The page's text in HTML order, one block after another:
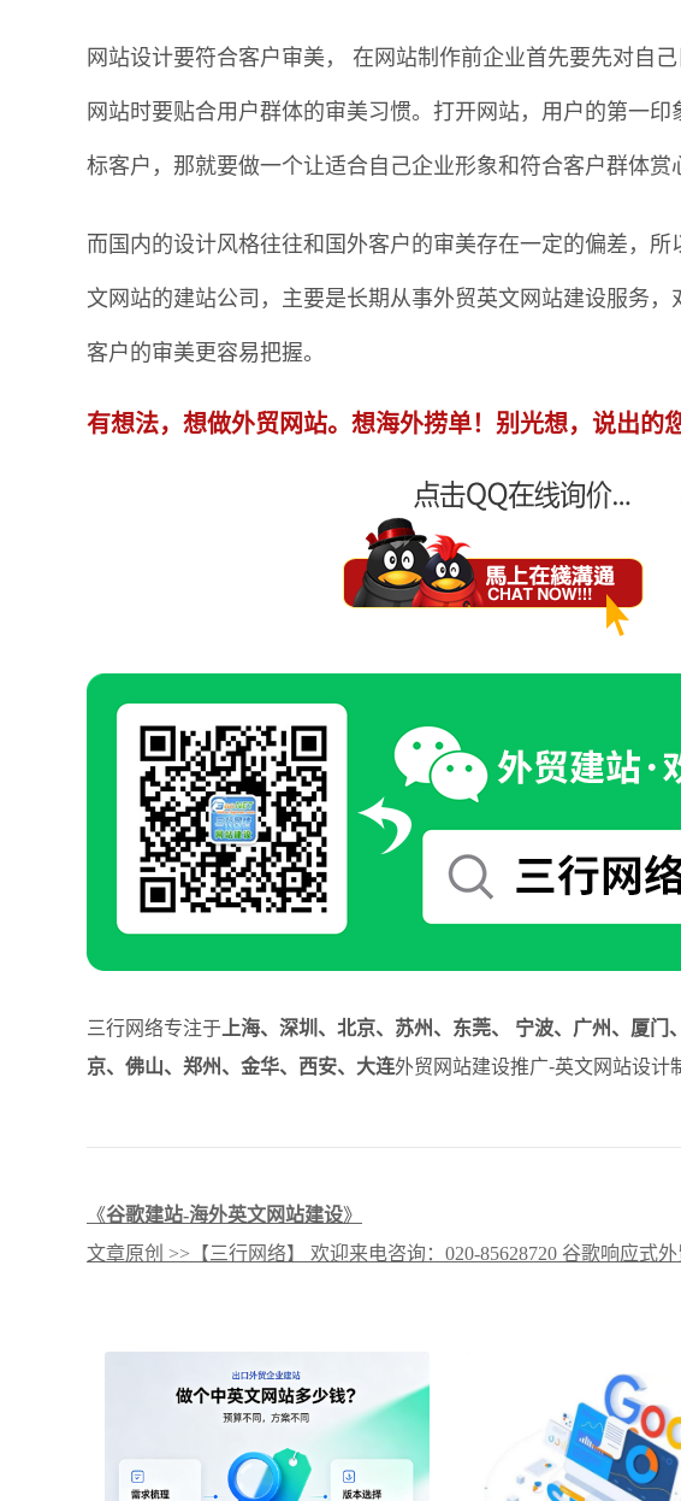
网站设计要符合客户审美， 在网站制作前企业首先要先对自
网站时要贴合用户群体的审美习惯。打开网站，用户的第一
标客户，那就要做一个让适合自己企业形象和符合客户群体赏
而国内的设计风格往往和国外客户的审美存在一定的偏差，
文网站的建站公司，主要是长期从事外贸英文网站建设服务
客户的审美更容易把握。
有想法，想做外贸网站。想海外捞单！别光想，说出的
三行网络专注于 上海、深圳、北京、苏州、东莞、 宁波、广州、厦
京、佛山、郑州、金华、西安、大连外贸网站建设推广-英文网站设计
《谷歌建站-海外英文网站建设》
文章原创 >>【三行网络】 欢迎来电咨询：020-85628720 谷歌响应式